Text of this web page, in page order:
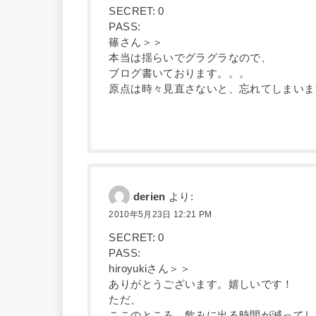
SECRET: 0
PASS:
篠さん＞＞
本当は揺らいでグラグラなので、
ブログ書いております。。。
原点は時々見直さないと、忘れてしまいま
derien より:
2010年5月23日 12:21 PM
SECRET: 0
PASS:
hiroyukiさん＞＞
ありがとうございます。嬉しいです！
ただ、